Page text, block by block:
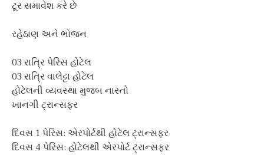
ટૂર સમાવેશ કરે છે
રહેઠાણ અને ભોજન
03 રાત્રિ પેરિસ હોટેલ
03 રાત્રિ વાલેટ્ટા હોટેલ
હોટેલની વ્યવસ્થા મુજબ નાસ્તો
ખાનગી ટ્રાન્સફર
દિવસ 1 પેરિસ: એરપોર્ટથી હોટેલ ટ્રાન્સફર
દિવસ 4 પેરિસ: હોટેલથી એરપોર્ટ ટ્રાન્સફર